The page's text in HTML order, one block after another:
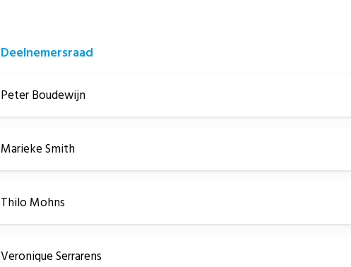
Deelnemersraad
Peter Boudewijn
Marieke Smith
Thilo Mohns
Veronique Serrarens